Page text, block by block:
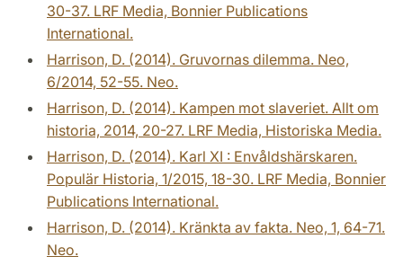
30-37. LRF Media, Bonnier Publications
International.
Harrison, D. (2014). Gruvornas dilemma. Neo,
6/2014, 52-55. Neo.
Harrison, D. (2014). Kampen mot slaveriet. Allt om
historia, 2014, 20-27. LRF Media, Historiska Media.
Harrison, D. (2014). Karl XI : Envåldshärskaren.
Populär Historia, 1/2015, 18-30. LRF Media, Bonnier
Publications International.
Harrison, D. (2014). Kränkta av fakta. Neo, 1, 64-71.
Neo.